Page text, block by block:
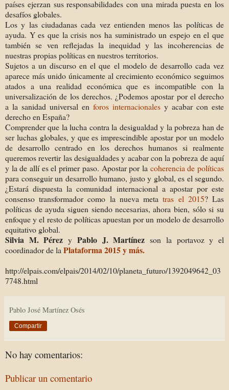
países ejerzan sus responsabilidades con una mirada puesta en los
desafíos globales.
Los y las ciudadanas cada vez entienden menos las políticas de
ayuda. Y es que la crisis nos ha suministrado un espejo en el que
también se ven reflejadas la inequidad y las incoherencias de
nuestras propias políticas en nuestros territorios.
Sujetos a un discurso en el que el modelo de desarrollo cada vez
aparece más unido únicamente al crecimiento económico seguimos
atados a una realidad económica que es incompatible con la
universalización de los derechos. ¿Podemos apostar por el derecho
a la sanidad universal en foros internacionales y acabar con este
derecho en España?
Comprender que la lucha contra la desigualdad y la pobreza han de
ser luchas globales, y que es imprescindible apostar por un modelo
de desarrollo centrado en los derechos humanos si realmente
queremos revertir las desigualdades y acabar con la pobreza de aquí
y la de allí es el primer paso. Apostar por la coherencia de políticas
para conseguir un desarrollo humano, justo y global, es el segundo.
¿Estará dispuesta la comunidad internacional a apostar por este
consenso transformador como la nueva metatras el 2015? Las
políticas de ayuda siguen siendo necesarias, ahora bien, sólo si su
enfoque y el resto de políticas apuestan por un modelo de desarrollo
equitativo global.
Silvia M. Pérez y Pablo J. Martínez son la portavoz y el
coordinador de la Plataforma 2015 y más.
http://elpais.com/elpais/2014/02/10/planeta_futuro/1392049642_03
7748.html
Pablo José Martínez Osés
Compartir
No hay comentarios:
Publicar un comentario